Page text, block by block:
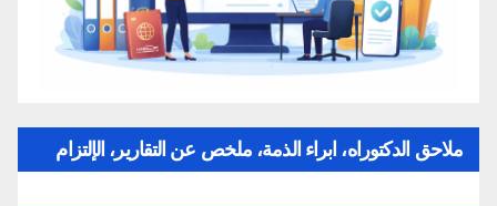
ملاحق الدكتوراه، ابراء الذمة، ملخص عن التقارير، الإلتزام